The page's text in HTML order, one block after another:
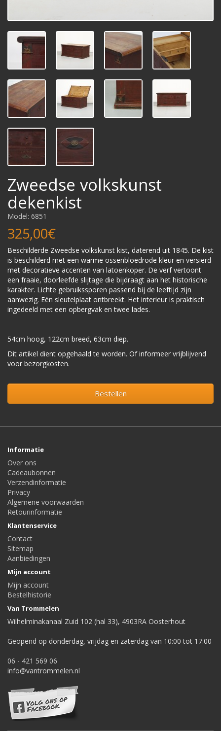
Zweedse volkskunst
dekenkist
Model: 6851
325,00€
Beschilderde Zweedse volkskunst kist, daterend uit 1845. De kist
is beschilderd met een warme ossenbloedrode kleur en versierd
met decoratieve accenten van latoenkoper. De verf vertoont
een fraaie, doorleefde slijtage die bijdraagt aan het historische
karakter. Lichte gebruikssporen passend bij de leeftijd zijn
aanwezig. Eén sleutelplaat ontbreekt. Het interieur is praktisch
ingedeeld met een opbergvak en twee lades.
54cm hoog, 122cm breed, 63cm diep.
Dit artikel dient opgehaald te worden. Of informeer vrijblijvend
voor bezorgkosten.
Bestellen
Informatie
Over ons
Cadeaubonnen
Verzendinformatie
Privacy
Algemene voorwaarden
Retourinformatie
Klantenservice
Contact
Sitemap
Aanbiedingen
Mijn account
Mijn account
Bestelhistorie
Van Trommelen
Wilhelminakanaal Zuid 102 (hal 33), 4903RA Oosterhout
Geopend op donderdag, vrijdag en zaterdag van 10:00 tot 17:00
06 - 421 569 06
info@vantrommelen.nl